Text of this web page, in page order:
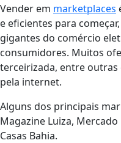
Vender em marketplaces
e eficientes para
gigantes do comércio
consumidores. Muitos
terceirizada, entre outras
pela internet.
Alguns dos principais
Magazine Luiza,
Casas Bahia.